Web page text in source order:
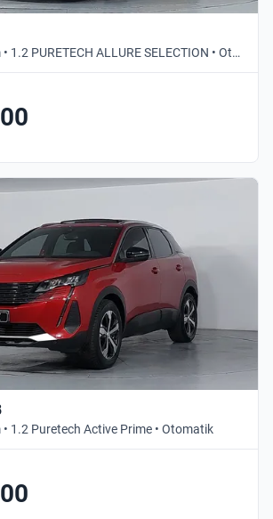
2023 • 19.160 km • 1.2 PURETECH ALLURE SELECTION • Otomatik
1.2 Puretech Active Prime • Otomatik